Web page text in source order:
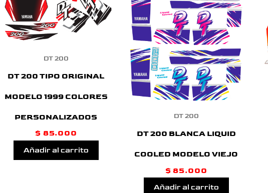
DT 200
DT 200 TIPO ORIGINAL
MODELO 1999 COLORES
PERSONALIZADOS
$ 85.000
Añadir al carrito
DT 200
DT 200 BLANCA LIQUID
COOLED MODELO VIEJO
$ 85.000
Añadir al carrito